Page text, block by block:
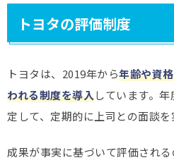
トヨタの評価制度
トヨタは、2019年から年齢や資
われる制度を導入しています。
定して、定期的に上司との面談を
成果が事実に基づいて評価され